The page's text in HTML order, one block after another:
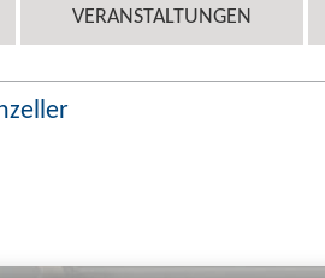
VERANSTALTUNGEN